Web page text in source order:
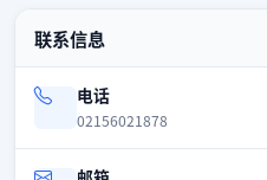
联系信息
电话
02156021878